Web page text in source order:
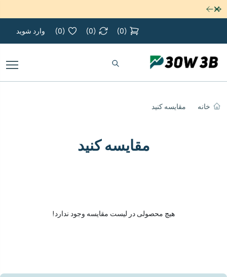
رد کردن
(
0
)
(
0
)
(
0
) وارد شوید
خانه مقایسه کنید
مقایسه کنید
هیچ محصولی در لیست مقایسه وجود ندارد!